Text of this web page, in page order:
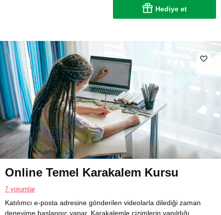
Hediye et
Online Temel Karakalem Kursu
7 yorumlar
Katılımcı e-posta adresine gönderilen videolarla dilediği zaman
deneyime başlangıç yapar. Karakalemle çizimlerin yapıldığı